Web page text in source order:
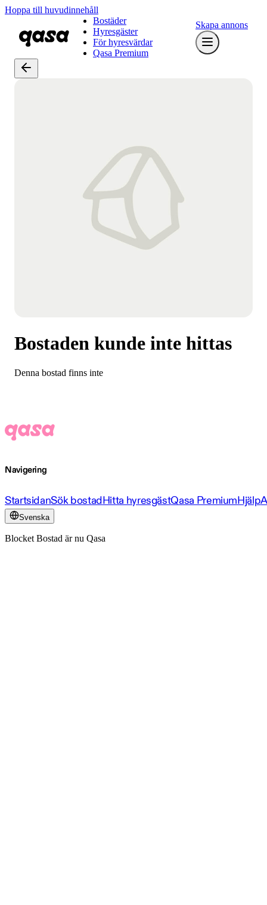
Hoppa till huvudinnehåll
Bostäder
Hyresgäster
För hyresvärdar
Qasa Premium
Skapa annons
Bostaden kunde inte hittas
Denna bostad finns inte
Navigering
StartsidanSök bostadHitta hyresgästQasa PremiumHjälp
Svenska
Blocket Bostad är nu Qasa